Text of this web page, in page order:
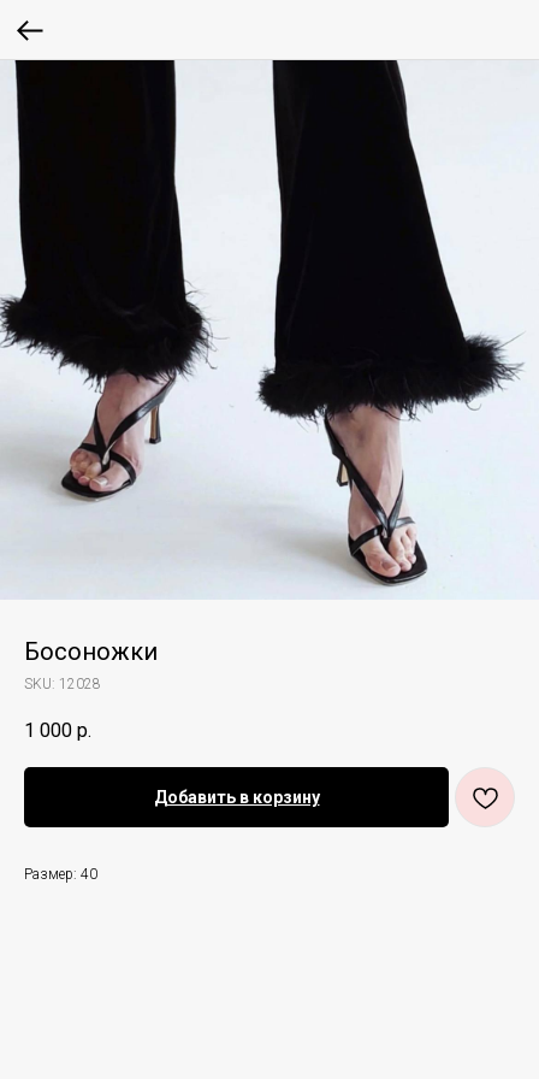
Босоножки
SKU: 12028
1 000 р.
Добавить в корзину
Размер: 40